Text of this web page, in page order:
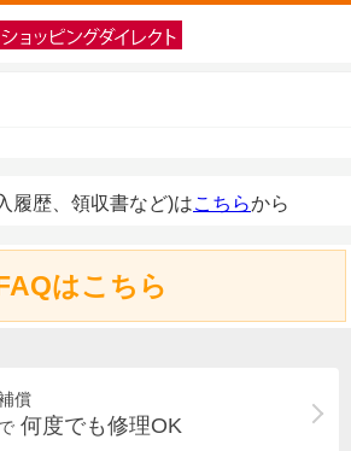
履歴、領収書など)はこちらから
はこちら
償
何度でも修理OK